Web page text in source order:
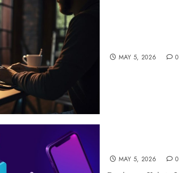
MAY 5, 2026 0
MAY 5, 2026 0